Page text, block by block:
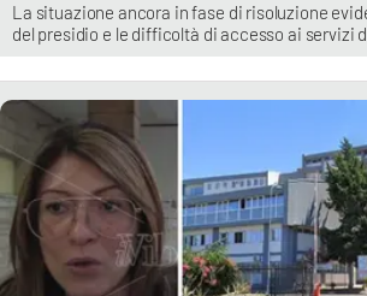
La situazione ancora in fase di risoluzione
del presidio e le difficoltà di accesso ai servizi